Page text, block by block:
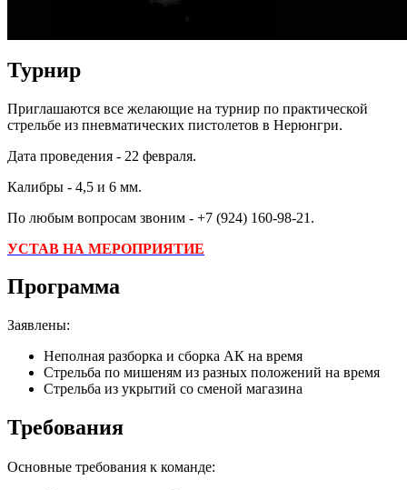
Турнир
Приглашаются все желающие на турнир по практической
стрельбе из пневматических пистолетов в Нерюнгри.
Дата проведения - 22 февраля.
Калибры - 4,5 и 6 мм.
По любым вопросам звоним - +7 (924) 160-98-21.
УСТАВ НА МЕРОПРИЯТИЕ
Программа
Заявлены:
Неполная разборка и сборка АК на время
Стрельба по мишеням из разных положений на время
Стрельба из укрытий со сменой магазина
Требования
Основные требования к команде: